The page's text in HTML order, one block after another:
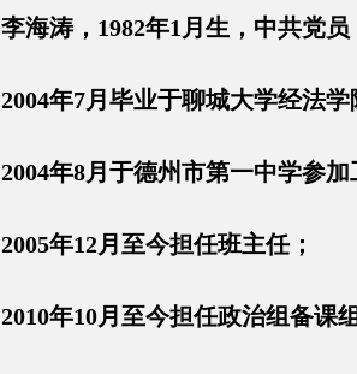
李海涛，1982年1月生，中共党员
2004年7月毕业于聊城大学经法学
2004年8月于德州市第一中学参加
2005年12月至今担任班主任；
2010年10月至今担任政治组备课